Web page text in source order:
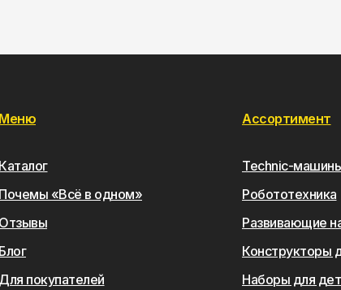
Для покупателей
Блог
Отзывы
Почемы «Всё в одном»
Каталог
Меню
Наборы для
Конструкторы
Развивающие
Робототехника
Technic-
Ассортимент